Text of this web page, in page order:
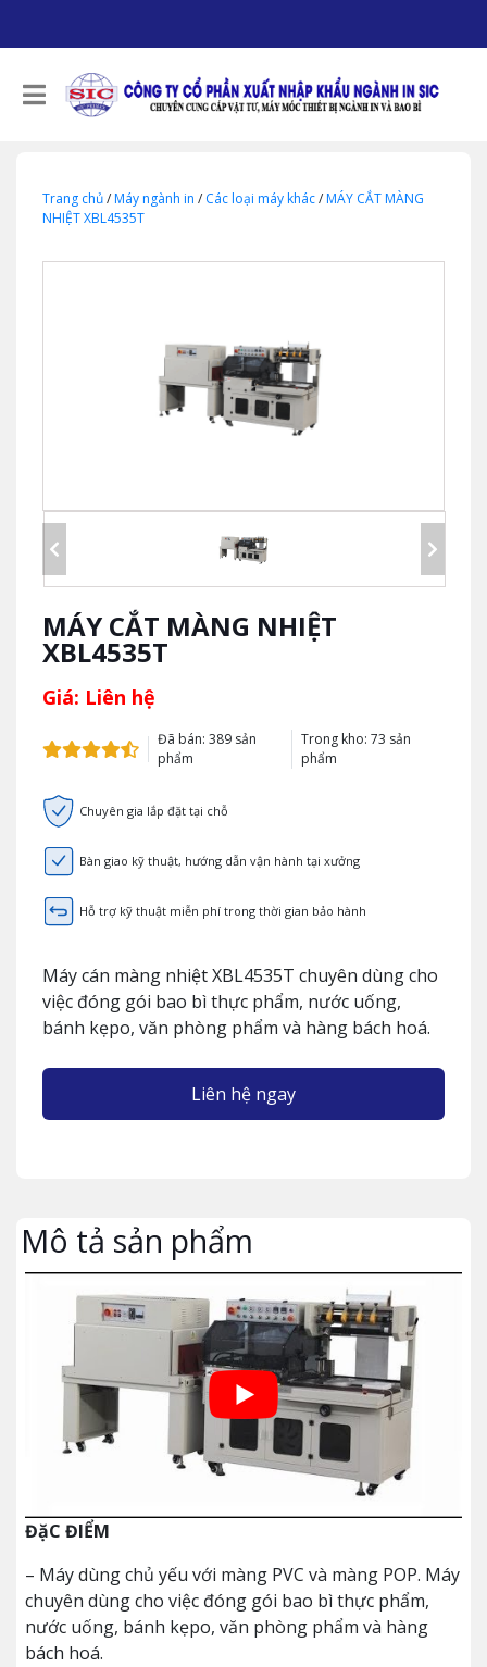
Trang chủ/Máy ngành in / Các loại máy khác/MÁY CẮT MÀNG
NHIỆT XBL4535T
MÁY CẮT MÀNG NHIỆT
XBL4535T
Giá: Liên hệ
Đã bán: 389 sản
phẩm
Trong kho: 73 sản
phẩm
Chuyên gia lắp đặt tại chỗ
Bàn giao kỹ thuật, hướng dẫn vận hành tại xưởng
Hỗ trợ kỹ thuật miễn phí trong thời gian bảo hành
Máy cán màng nhiệt XBL4535T chuyên dùng cho
việc đóng gói bao bì thực phẩm, nước uống,
bánh kẹpo, văn phòng phẩm và hàng bách hoá.
Liên hệ ngay
Mô tả sản phẩm
ĐặC ĐIỂM
– Máy dùng chủ yếu với màng PVC và màng POP. Máy
chuyên dùng cho việc đóng gói bao bì thực phẩm,
nước uống, bánh kẹpo, văn phòng phẩm và hàng
bách hoá.